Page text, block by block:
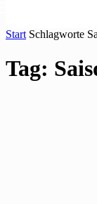
Start Schlagworte
Tag: